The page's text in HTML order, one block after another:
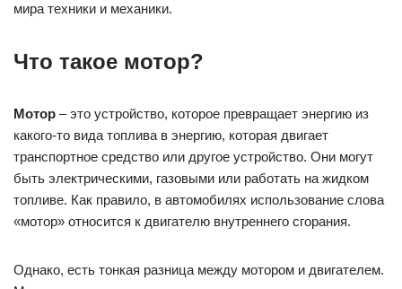
Моторы используются для создания движения, но их
нельзя перенастраивать или оптимизировать. Двигатель, с
тюнингован для лучшей производительности и экономии
топлива.
Моторы часто используются в более простых устройствах,
таких как садовые инструменты, маленькие лодки и так
далее. Они обычно меньшего размера и проще в
маленьких проектов или задач, где требуется движение.